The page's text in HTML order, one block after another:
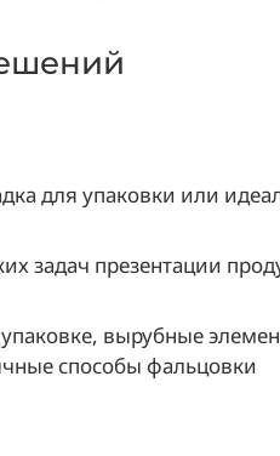
для упаковки или
задач презентации
вырубные
способы фальцовки